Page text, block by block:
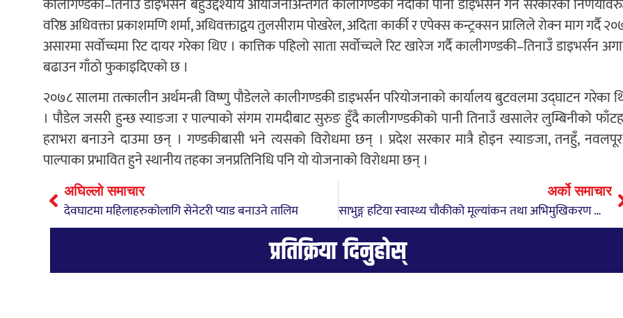
वरिष्ठ अधिवक्ता प्रकाशमणि शर्मा, अधिवक्ताद्वय तुलसीराम पोखरेल, अदिता कार्की र एपेक्स कन्ट्रक्सन प्रालिले रोक्न माग गर्दै
असारमा सर्वोच्चमा रिट दायर गरेका थिए । कात्तिक पहिलो साता सर्वोच्चले रिट खारेज गर्दै कालीगण्डकी–तिनाउँ डाइभर्सन
बढाउन गाँठो फुकाइदिएको छ ।
२०७८ सालमा तत्कालीन अर्थमन्त्री विष्णु पौडेलले कालीगण्डकी डाइभर्सन परियोजनाको कार्यालय बुटवलमा उद्घाटन गरेका
। पौडेल जसरी हुन्छ स्याङजा र पाल्पाको संगम रामदीबाट सुरुङ हुँदै कालीगण्डकीको पानी तिनाउँ खसालेर लुम्बिनीको
हराभरा बनाउने दाउमा छन् । गण्डकीबासी भने त्यसको विरोधमा छन् । प्रदेश सरकार मात्रै होइन स्याङजा, तनहुँ,
पाल्पाका प्रभावित हुने स्थानीय तहका जनप्रतिनिधि पनि यो योजनाको विरोधमा छन् ।
अघिल्लो समाचार
देवघाटमा महिलाहरुकोलागि सेनेटरी प्याड बनाउने तालिम
अर्को समाचार
साभुङ्ग हटिया स्वास्थ्य चौकीको मूल्यांकन तथा अभिमुखिकरण कार्यक्रम सम्पन्न
प्रतिक्रिया दिनुहोस्